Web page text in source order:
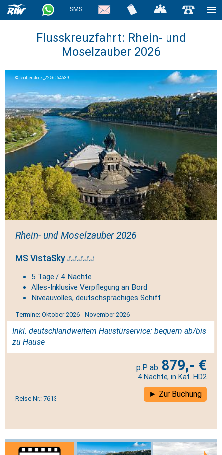
SMS
Flusskreuzfahrt: Rhein- und
Moselzauber 2026
shutterstock_2256064639
Rhein- und Moselzauber 2026
MS VistaSky
5 Tage / 4 Nächte
Alles-Inklusive Verpflegung an Bord
Niveauvolles, deutschsprachiges Schiff
Termine: Oktober 2026 - November 2026
Inkl. deutschlandweitem Haustürservice: bequem ab/bis
zu Hause
879,- €
4 Nächte, in Kat. HD2
Reise Nr.: 7613 Zur Buchung